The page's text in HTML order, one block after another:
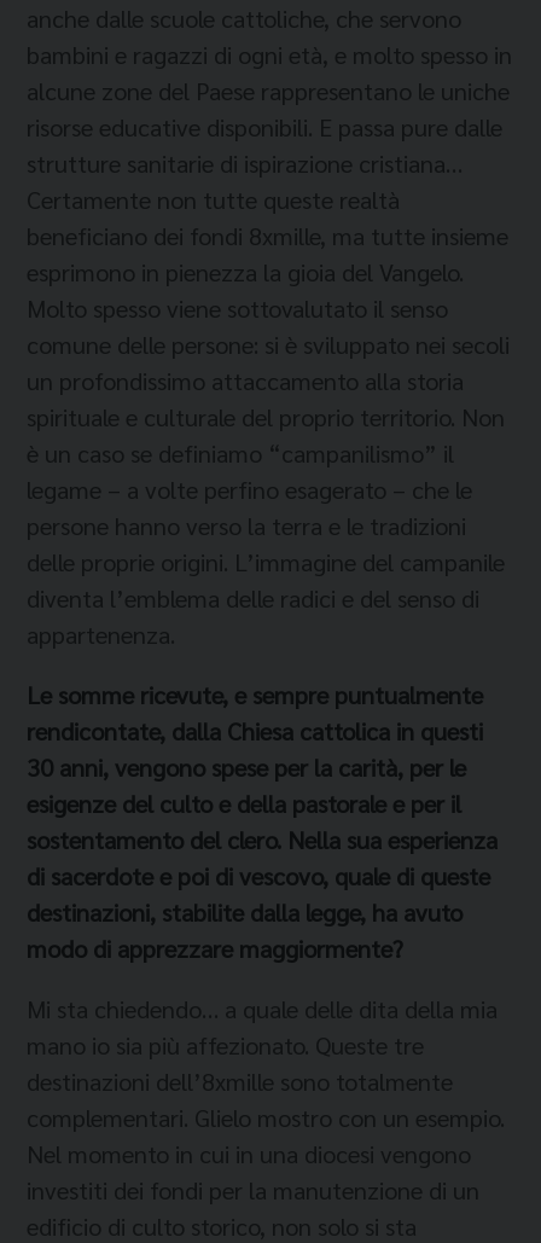
anche dalle scuole cattoliche, che servono
bambini e ragazzi di ogni età, e molto spesso in
alcune zone del Paese rappresentano le uniche
risorse educative disponibili. E passa pure dalle
strutture sanitarie di ispirazione cristiana…
Certamente non tutte queste realtà
beneficiano dei fondi 8xmille, ma tutte insieme
esprimono in pienezza la gioia del Vangelo.
Molto spesso viene sottovalutato il senso
comune delle persone: si è sviluppato nei secoli
un profondissimo attaccamento alla storia
spirituale e culturale del proprio territorio. Non
è un caso se definiamo “campanilismo” il
legame – a volte perfino esagerato – che le
persone hanno verso la terra e le tradizioni
delle proprie origini. L’immagine del campanile
diventa l’emblema delle radici e del senso di
appartenenza.
Le somme ricevute, e sempre puntualmente
rendicontate, dalla Chiesa cattolica in questi
30 anni, vengono spese per la carità, per le
esigenze del culto e della pastorale e per il
sostentamento del clero. Nella sua esperienza
di sacerdote e poi di vescovo, quale di queste
destinazioni, stabilite dalla legge, ha avuto
modo di apprezzare maggiormente?
Mi sta chiedendo… a quale delle dita della mia
mano io sia più affezionato. Queste tre
destinazioni dell’8xmille sono totalmente
complementari. Glielo mostro con un esempio.
Nel momento in cui in una diocesi vengono
investiti dei fondi per la manutenzione di un
edificio di culto storico, non solo si sta